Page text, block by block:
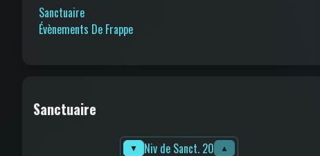
Sanctuaire
Évènements De Frappe
Sanctuaire
▼ Niv de Sanct. 20 ▲